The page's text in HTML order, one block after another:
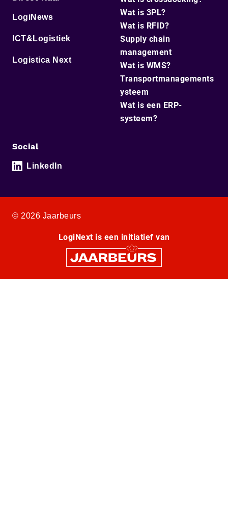
LogiNews
ICT&Logistiek
Logistica Next
Wat is 3PL?
Wat is RFID?
Supply chain
management
Wat is WMS?
Transportmanagements
ysteem
Wat is een ERP-
systeem?
Social
LinkedIn
© 2026 Jaarbeurs
LogiNext is een initiatief van